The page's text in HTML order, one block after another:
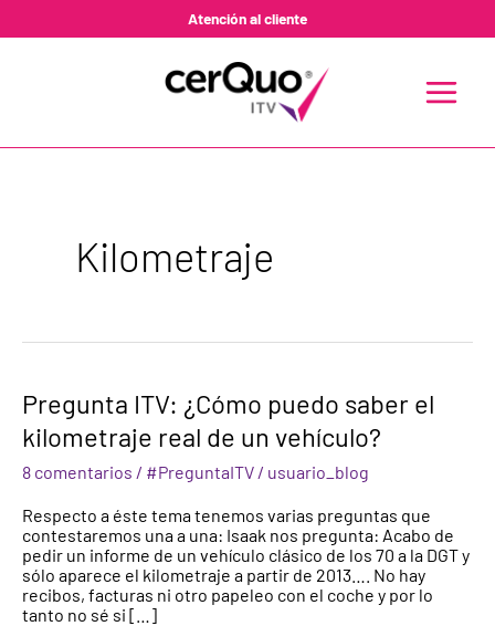
Atención al cliente
MENU
Kilometraje
Pregunta ITV: ¿Cómo puedo saber el
kilometraje real de un vehículo?
8 comentarios / #PreguntaITV / usuario_blog
Respecto a éste tema tenemos varias preguntas que
contestaremos una a una: Isaak nos pregunta: Acabo de
pedir un informe de un vehículo clásico de los 70 a la DGT y
sólo aparece el kilometraje a partir de 2013…. No hay
recibos, facturas ni otro papeleo con el coche y por lo
tanto no sé si […]
Pregunta
ITV:
¿Cómo
saber
kilometraje
real
de
un
vehículo?